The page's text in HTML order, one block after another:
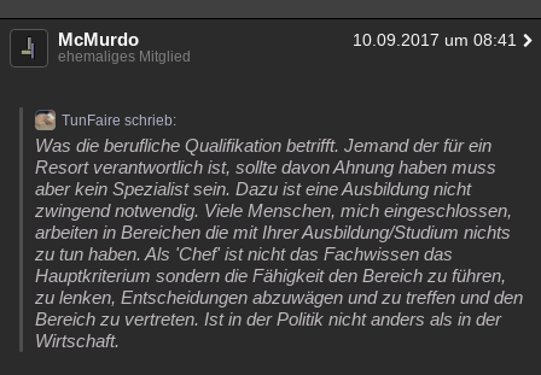
McMurdo 10.09.2017 um 08:41
ehemaliges Mitglied
TunFaire schrieb:
Was die berufliche Qualifikation betrifft. Jemand der für ein
Resort verantwortlich ist, sollte davon Ahnung haben muss
aber kein Spezialist sein. Dazu ist eine Ausbildung nicht
zwingend notwendig. Viele Menschen, mich eingeschlossen,
arbeiten in Bereichen die mit Ihrer Ausbildung/Studium nichts
zu tun haben. Als 'Chef' ist nicht das Fachwissen das
Hauptkriterium sondern die Fähigkeit den Bereich zu führen,
zu lenken, Entscheidungen abzuwägen und zu treffen und den
Bereich zu vertreten. Ist in der Politik nicht anders als in der
Wirtschaft.